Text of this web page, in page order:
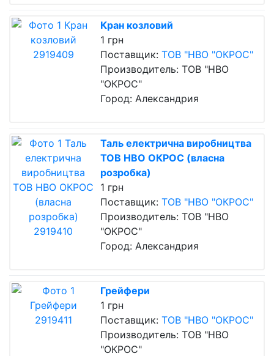
Кран козловий
1 грн
Поставщик: ТОВ "НВО "ОКРОС"
Производитель: ТОВ "НВО
"ОКРОС"
Город: Александрия
Таль електрична виробництва
ТОВ НВО ОКРОС (власна
розробка)
1 грн
Поставщик: ТОВ "НВО "ОКРОС"
Производитель: ТОВ "НВО
"ОКРОС"
Город: Александрия
Грейфери
1 грн
Поставщик: ТОВ "НВО "ОКРОС"
Производитель: ТОВ "НВО
"ОКРОС"